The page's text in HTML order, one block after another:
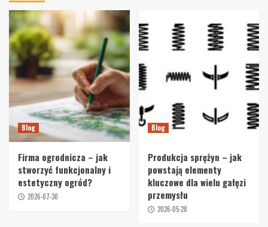
Blog
Firma ogrodnicza – jak
stworzyć funkcjonalny i
estetyczny ogród?
2026-07-30
Blog
Produkcja sprężyn – jak
powstają elementy
kluczowe dla wielu gałęzi
przemysłu
2026-05-28